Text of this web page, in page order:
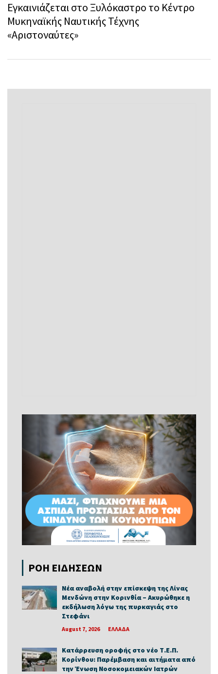
Εγκαινιάζεται στο Ξυλόκαστρο το Κέντρο
Μυκηναϊκής Ναυτικής Τέχνης
«Αριστοναύτες»
ΡΟΗ ΕΙΔΗΣΕΩΝ
Νέα αναβολή στην επίσκεψη της Λίνας
Μενδώνη στην Κορινθία – Ακυρώθηκε η
εκδήλωση λόγω της πυρκαγιάς στο
Στεφάνι
August 7, 2026 ΕΛΛΑΔΑ
Κατάρρευση οροφής στο νέο Τ.Ε.Π.
Κορίνθου: Παρέμβαση και αιτήματα από
την Ένωση Νοσοκομειακών Ιατρών